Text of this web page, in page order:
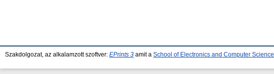
Szakdolgozat, az alkalamzott szoftver: EPrints 3 amit a School of Electronics and Computer Science